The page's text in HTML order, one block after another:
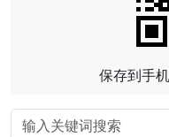
保存到手